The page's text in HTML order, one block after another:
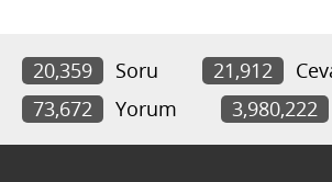
20,359 Soru 21,912
73,672
Yorum 3,980,222